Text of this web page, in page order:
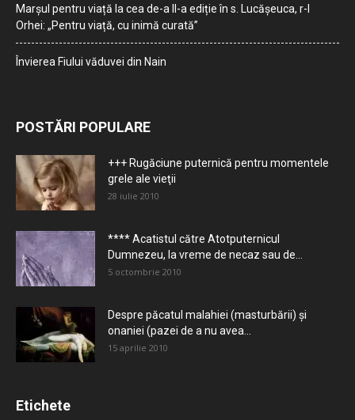
Marșul pentru viață la cea de-a II-a ediție în s. Lucășeuca, r-l
Orhei: „Pentru viață, cu inimă curată”
Învierea Fiului văduvei din Nain
POSTĂRI POPULARE
+++ Rugăciune puternică pentru momentele
grele ale vieţii
28 iulie 2010
**** Acatistul către Atotputernicul
Dumnezeu, la vreme de necaz sau de...
5 octombrie 2010
Despre păcatul malahiei (masturbării) şi
onaniei (pazei de a nu avea...
15 aprilie 2010
Etichete